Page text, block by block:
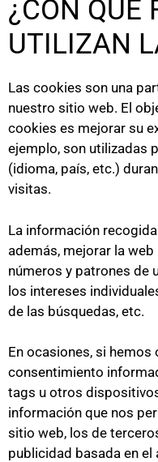
¿CON QUÉ
UTILIZAN
Las cookies son una
nuestro sitio web. El
cookies es mejorar su
ejemplo, son utilizadas
(idioma, país, etc.)
visitas.
La información
además, mejorar la
números y patrones de
los intereses
de las búsquedas, etc.
En ocasiones, si
consentimiento
tags u otros
información que nos
sitio web, los de
publicidad basada en